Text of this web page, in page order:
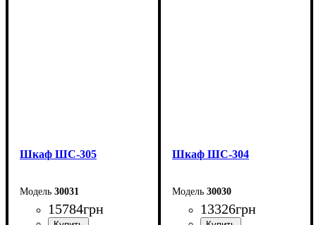
Шкаф ШС-305
30031
15784грн
Шкаф ШС-304
30030
13326грн